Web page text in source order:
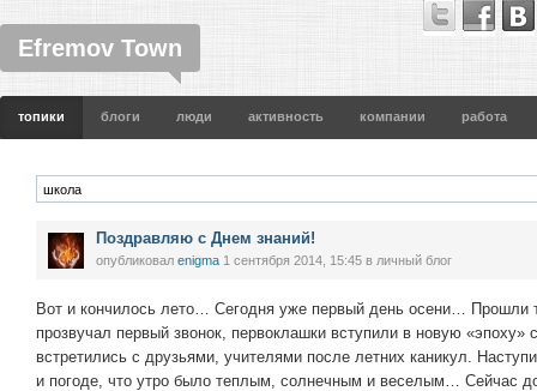
Efremov Town
топики блоги люди активность компании работа
Поздравляю с Днем знаний!
опубликовал enigma 1 сентября 2014, 15:45 в личный блог
Вот и кончилось лето… Сегодня уже первый день осени… Прошли
прозвучал первый звонок, первоклашки вступили в новую «эпоху»
встретились с друзьями, учителями после летних каникул.
и погоде, что утро было теплым, солнечным и веселым… Сейчас